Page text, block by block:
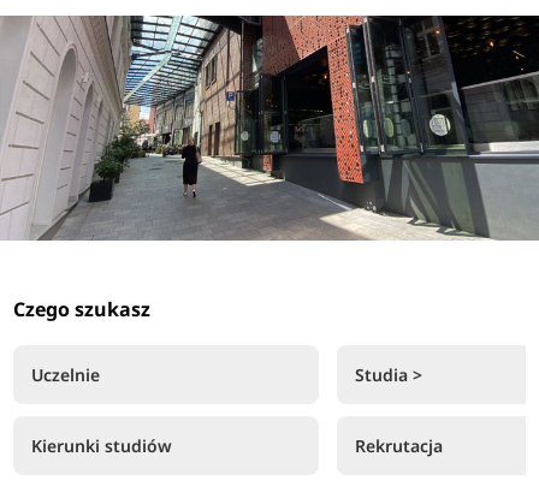
Czego szukasz
Uczelnie
Kierunki studiów
Studia >
Rekrutacja